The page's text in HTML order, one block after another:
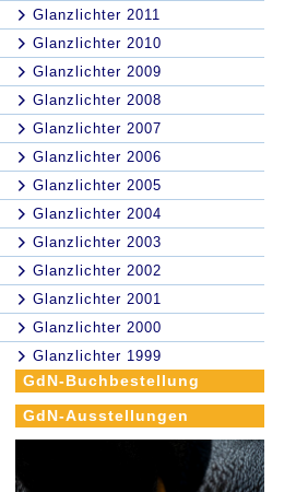
Glanzlichter 2011
Glanzlichter 2010
Glanzlichter 2009
Glanzlichter 2008
Glanzlichter 2007
Glanzlichter 2006
Glanzlichter 2005
Glanzlichter 2004
Glanzlichter 2003
Glanzlichter 2002
Glanzlichter 2001
Glanzlichter 2000
Glanzlichter 1999
GdN-Buchbestellung
GdN-Ausstellungen